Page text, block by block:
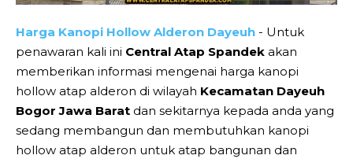
Harga Kanopi Hollow Alderon Dayeuh - Untuk
penawaran kali ini Central Atap Spandek akan
memberikan informasi mengenai harga kanopi
hollow atap alderon di wilayah Kecamatan Dayeuh
Bogor Jawa Barat dan sekitarnya kepada anda yang
sedang membangun dan membutuhkan kanopi
hollow atap alderon untuk atap bangunan dan